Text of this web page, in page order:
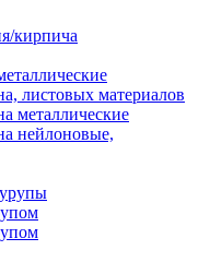
кирпича
листовых материалов
металлические
нейлоновые,